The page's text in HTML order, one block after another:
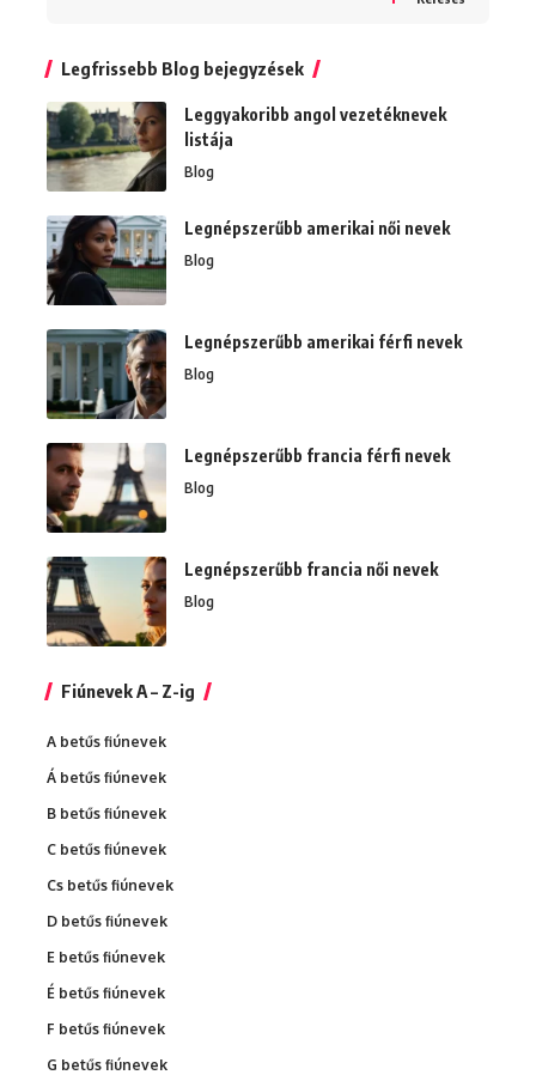
Legfrissebb Blog bejegyzések
Leggyakoribb angol vezetéknevek
listája
Blog
Legnépszerűbb amerikai női nevek
Blog
Legnépszerűbb amerikai férfi nevek
Blog
Legnépszerűbb francia férfi nevek
Blog
Legnépszerűbb francia női nevek
Blog
Fiúnevek A – Z-ig
A betűs fiúnevek
Á betűs fiúnevek
B betűs fiúnevek
C betűs fiúnevek
Cs betűs fiúnevek
D betűs fiúnevek
E betűs fiúnevek
É betűs fiúnevek
F betűs fiúnevek
G betűs fiúnevek